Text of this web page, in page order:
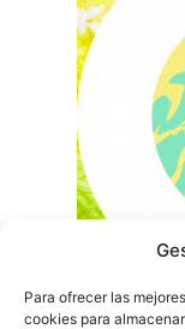
Para ofrecer las
cookies para